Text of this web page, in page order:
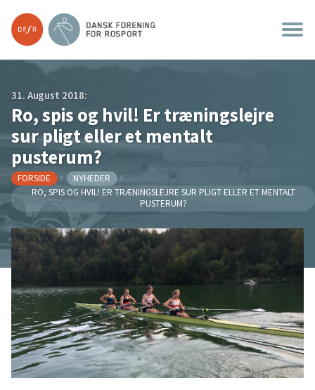
31. August 2018:
Ro, spis og hvil! Er træningslejre
sur pligt eller et mentalt
pusterum?
FORSIDE
NYHEDER
RO, SPIS OG HVIL! ER TRÆNINGSLEJRE SUR PLIGT ELLER ET MENTALT
PUSTERUM?